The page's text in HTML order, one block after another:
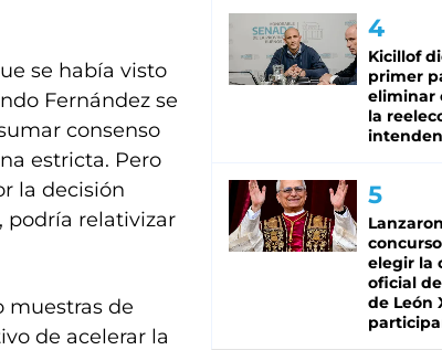
se había visto
Fernández se
consenso
estricta. Pero
la decisión
podría relativizar
muestras de
de acelerar la
Kicillof
primer
eliminar
la
elegir la
oficial
de León